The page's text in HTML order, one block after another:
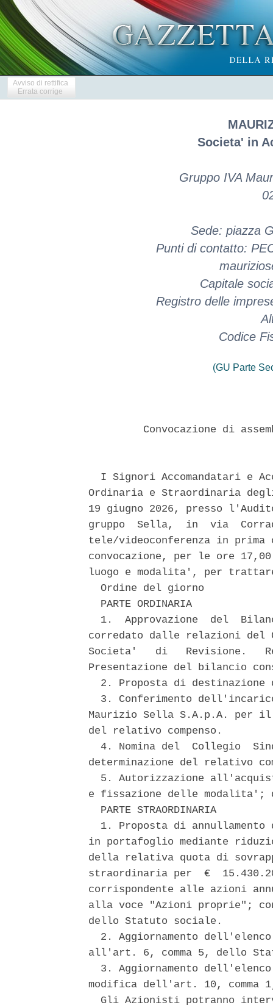
Avviso di rettifica
Errata corrige
Societa' in
Gruppo IVA
Sede: piazza
Punti di contatto:
Capitale
Registro delle
Codice
(GU Parte
Convocazione di
I Signori Accomandatari e
Ordinaria e Straordinaria
19 giugno 2026, presso
gruppo  Sella,  in  via
tele/videoconferenza in prima
convocazione, per le ore
luogo e modalita', per
  Ordine del giorno
  PARTE ORDINARIA
1.  Approvazione  del
corredato dalle relazioni del
Societa'   di   Revisione.
Presentazione del bilancio
2. Proposta di
3. Conferimento
Maurizio Sella S.A.p.A. per il
del relativo compenso.
4. Nomina del  Collegio
determinazione del relativo
5. Autorizzazione
e fissazione delle modalita';
  PARTE STRAORDINARIA
1. Proposta di annullamento
in portafoglio mediante
della relativa quota di
straordinaria per  €
corrispondente alle azioni
alla voce "Azioni proprie";
dello Statuto sociale.
2. Aggiornamento
all'art. 6, comma 5, dello
3. Aggiornamento
modifica dell'art. 10,
Gli Azionisti potranno